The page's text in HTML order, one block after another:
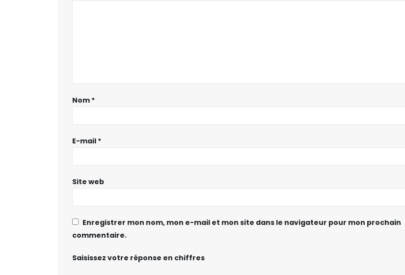
Nom *
E-mail *
Site web
Enregistrer mon nom, mon e-mail et mon site dans le navigateur pour mon prochain
commentaire.
Saisissez votre réponse en chiffres